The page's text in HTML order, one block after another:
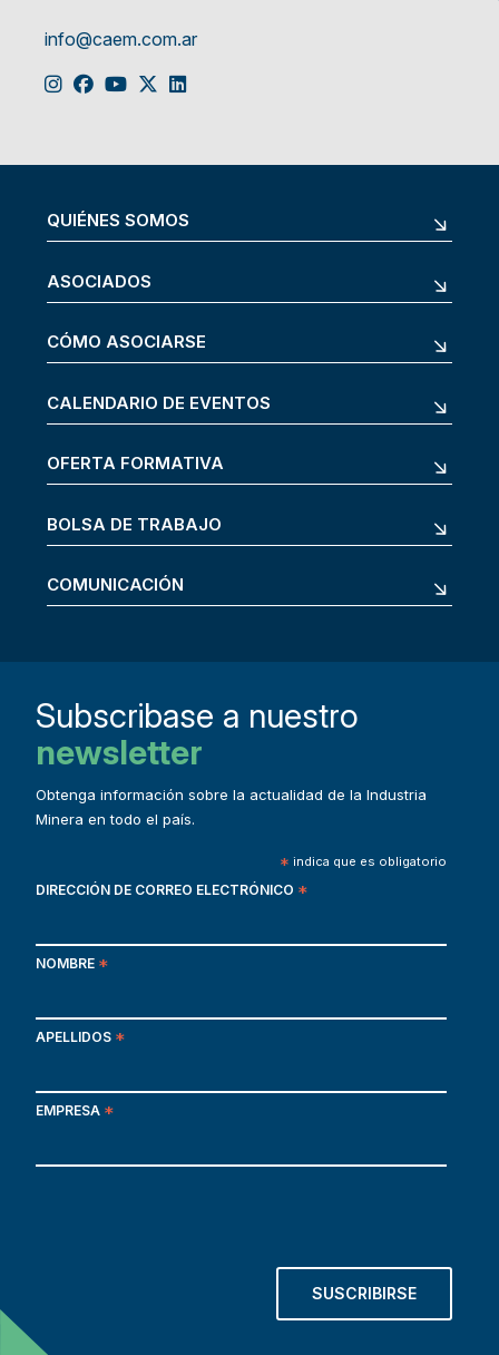
info@caem.com.ar
QUIÉNES SOMOS
ASOCIADOS
CÓMO ASOCIARSE
CALENDARIO DE EVENTOS
OFERTA FORMATIVA
BOLSA DE TRABAJO
COMUNICACIÓN
Subscribase a nuestro
newsletter
Obtenga información sobre la actualidad de la Industria
Minera en todo el país.
* indica que es obligatorio
DIRECCIÓN DE CORREO ELECTRÓNICO *
NOMBRE *
APELLIDOS *
EMPRESA *